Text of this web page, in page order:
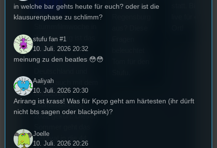
Die
Regensburg ist das
älteste
Stummfilmfestivals
wurde auch mit dem
deutschen
Stummfilmpreis
2022 gekürt. Diesen
Festival in die 44.
die Szene in
in welche bar gehts heute für euch? oder ist die
klausurenphase zu schlimm?
stufu fan #1
10. Juli. 2026 20:32
meinung zu den beatles 😳😳
Aaliyah
10. Juli. 2026 20:30
Arirang ist krass! Was für Kpop geht am härtesten (ihr dürft
nicht bts sagen oder blackpink)?
Joelle
10. Juli. 2026 20:26